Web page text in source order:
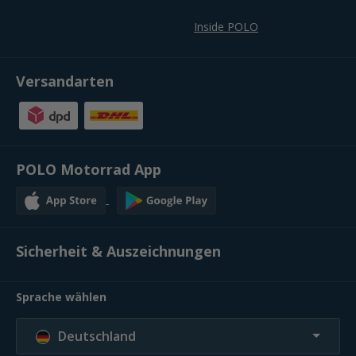
Inside POLO
Versandarten
POLO Motorrad App
Sicherheit & Auszeichnungen
Sprache wählen
Deutschland